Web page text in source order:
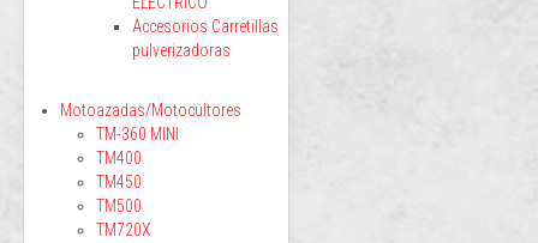
Accesorios Carretillas
pulverizadoras
Motoazadas/Motocultores
TM-360 MINI
TM400
TM450
TM500
TM720X